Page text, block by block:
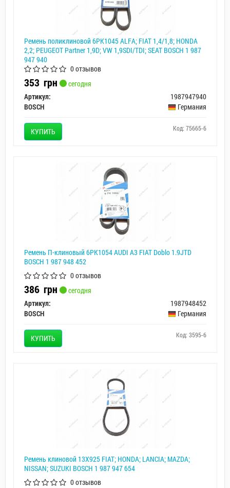
Ремень поликлиновой 6PK1045 ALFA; FIAT 1,4/1,8; HONDA
2,2; PEUGEOT Partner 1,9D; VW 1,9SDI/TDI; SEAT BOSCH 1 987
947 940
0 отзывов
353 грн
сегодня
Артикул:
1987947940
BOSCH
Германия
КУПИТЬ Код: 75665-6
Ремень П-клиновый 6PK1054 AUDI A3 FIAT Doblo 1.9JTD
BOSCH 1 987 948 452
0 отзывов
386 грн
сегодня
Артикул:
1987948452
BOSCH
Германия
КУПИТЬ Код: 3595-6
Ремень клиновой 13X925 FIAT; HONDA; LANCIA; MAZDA;
NISSAN; SUZUKI BOSCH 1 987 947 654
0 отзывов